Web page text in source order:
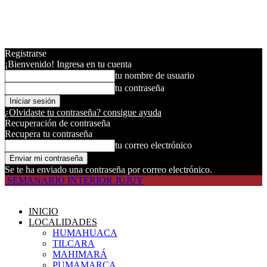
Registrarse
¡Bienvenido! Ingresa en tu cuenta
tu nombre de usuario
tu contraseña
¿Olvidaste tu contraseña? consigue ayuda
Recuperación de contraseña
Recupera tu contraseña
tu correo electrónico
Se te ha enviado una contraseña por correo electrónico.
SEMANARIO INTERIOR JUJUY
INICIO
LOCALIDADES
HUMAHUACA
TILCARA
MAHIMARÁ
PUMAMARCA